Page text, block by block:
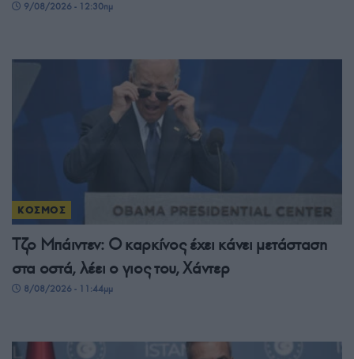
9/08/2026 - 12:30πμ
ΚΟΣΜΟΣ
Τζο Μπάιντεν: Ο καρκίνος έχει κάνει μετάσταση
στα οστά, λέει ο γιος του, Χάντερ
8/08/2026 - 11:44μμ